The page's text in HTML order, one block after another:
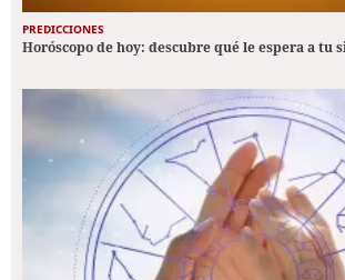
PREDICCIONES
Horóscopo de hoy: descubre qué le espera a tu